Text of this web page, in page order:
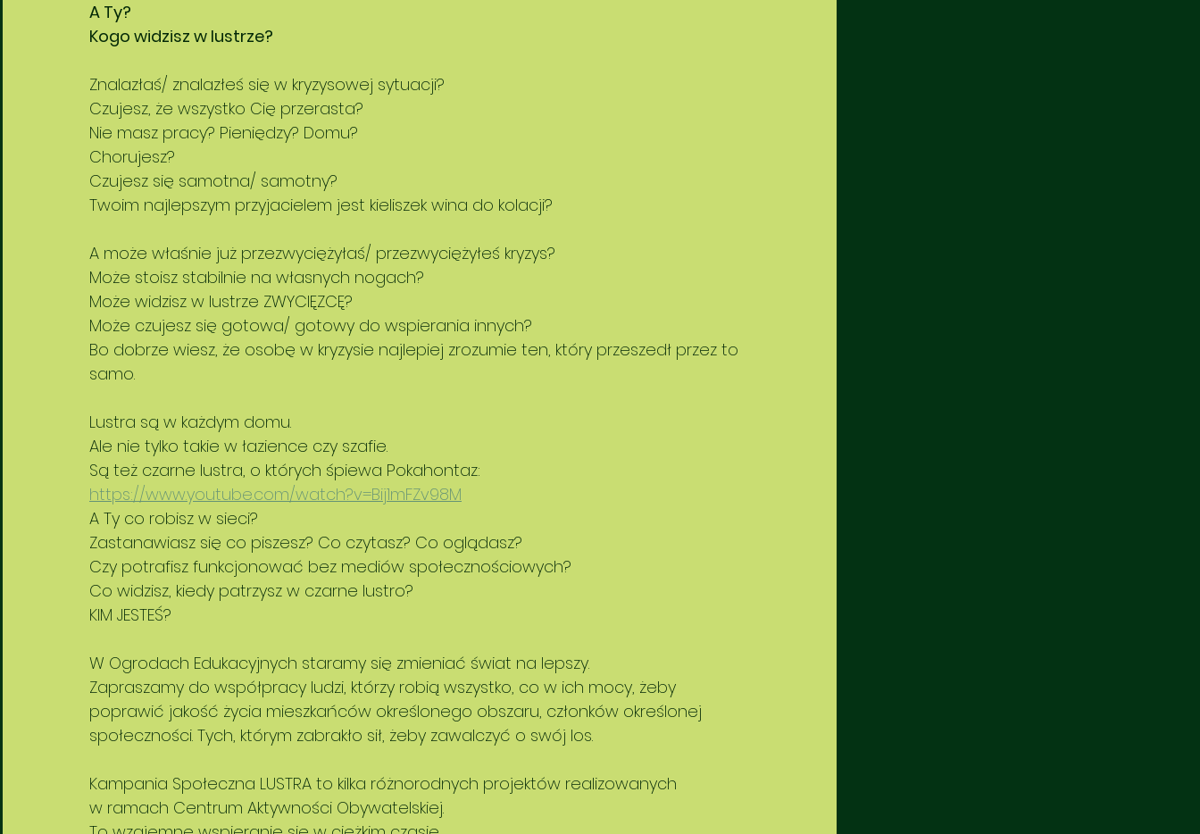
A Ty?
Kogo widzisz w lustrze?
Znalazłaś/ znalazłeś się w kryzysowej sytuacji?
Czujesz, że wszystko Cię przerasta?
Nie masz pracy? Pieniędzy? Domu?
Chorujesz?
Czujesz się samotna/ samotny?
Twoim najlepszym przyjacielem jest kieliszek wina do kolacji?
A może właśnie już przezwyciężyłaś/ przezwyciężyłeś kryzys?
Może stoisz stabilnie na własnych nogach?
Może widzisz w lustrze ZWYCIĘZCĘ?
Może czujesz się gotowa/ gotowy do wspierania innych?
Bo dobrze wiesz, że osobę w kryzysie najlepiej zrozumie ten, który przeszedł przez to
samo.
Lustra są w każdym domu.
Ale nie tylko takie w łazience czy szafie.
Są też czarne lustra, o których śpiewa Pokahontaz:
https://www.youtube.com/watch?v=Bij1mFZv98M
A Ty co robisz w sieci?
Zastanawiasz się co piszesz? Co czytasz? Co oglądasz?
Czy potrafisz funkcjonować bez mediów społecznościowych?
Co widzisz, kiedy patrzysz w czarne lustro?
KIM JESTEŚ?
W Ogrodach Edukacyjnych staramy się zmieniać świat na lepszy.
Zapraszamy do współpracy ludzi, którzy robią wszystko, co w ich mocy, żeby
poprawić jakość życia mieszkańców określonego obszaru, członków określonej
społeczności. Tych, którym zabrakło sił, żeby zawalczyć o swój los.
Kampania Społeczna LUSTRA to kilka różnorodnych projektów realizowanych
w ramach Centrum Aktywności Obywatelskiej.